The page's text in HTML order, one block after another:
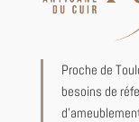
Proche de
besoins de